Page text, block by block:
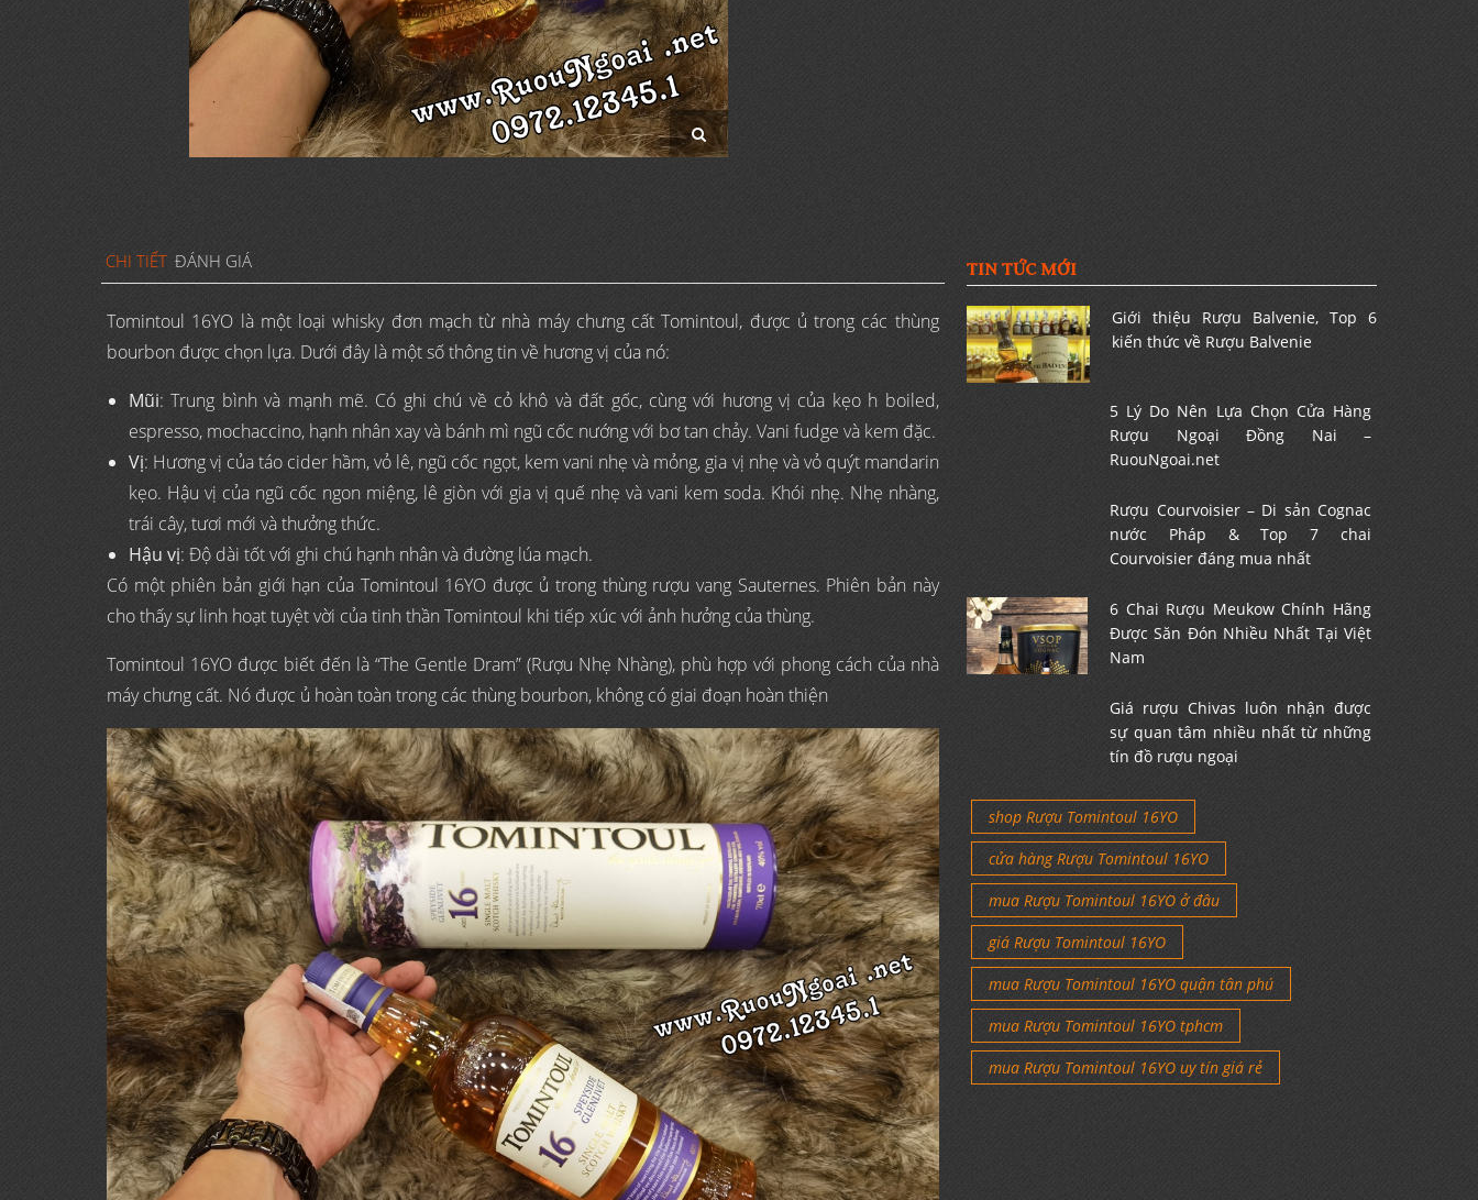
CHI TIẾT ĐÁNH GIÁ
Tomintoul 16YO là một loại whisky đơn mạch từ nhà máy chưng cất Tomintoul, được ủ trong các thùng
bourbon được chọn lựa. Dưới đây là một số thông tin về hương vị của nó:
Mũi: Trung bình và mạnh mẽ. Có ghi chú về cỏ khô và đất gốc, cùng với hương vị của kẹo h boiled,
espresso, mochaccino, hạnh nhân xay và bánh mì ngũ cốc nướng với bơ tan chảy. Vani fudge và kem đặc.
Vị: Hương vị của táo cider hầm, vỏ lê, ngũ cốc ngọt, kem vani nhẹ và mỏng, gia vị nhẹ và vỏ quýt mandarin
kẹo. Hậu vị của ngũ cốc ngon miệng, lê giòn với gia vị quế nhẹ và vani kem soda. Khói nhẹ. Nhẹ nhàng,
trái cây, tươi mới và thưởng thức.
Hậu vị: Độ dài tốt với ghi chú hạnh nhân và đường lúa mạch.
Có một phiên bản giới hạn của Tomintoul 16YO được ủ trong thùng rượu vang Sauternes. Phiên bản này
cho thấy sự linh hoạt tuyệt vời của tinh thần Tomintoul khi tiếp xúc với ảnh hưởng của thùng.
Tomintoul 16YO được biết đến là “The Gentle Dram” (Rượu Nhẹ Nhàng), phù hợp với phong cách của nhà
máy chưng cất. Nó được ủ hoàn toàn trong các thùng bourbon, không có giai đoạn hoàn thiện
TIN TỨC MỚI
Giới thiệu Rượu Balvenie, Top 6
kiến thức về Rượu Balvenie
5 Lý Do Nên Lựa Chọn Cửa Hàng
Rượu Ngoại Đồng Nai –
RuouNgoai.net
Rượu Courvoisier – Di sản Cognac
nước Pháp & Top 7 chai
Courvoisier đáng mua nhất
6 Chai Rượu Meukow Chính Hãng
Được Săn Đón Nhiều Nhất Tại Việt
Nam
Giá rượu Chivas luôn nhận được
sự quan tâm nhiều nhất từ những
tín đồ rượu ngoại
shop Rượu Tomintoul 16YO
cửa hàng Rượu Tomintoul 16YO
mua Rượu Tomintoul 16YO ở đâu
giá Rượu Tomintoul 16YO
mua Rượu Tomintoul 16YO quận tân phú
mua Rượu Tomintoul 16YO tphcm
mua Rượu Tomintoul 16YO uy tín giá rẻ